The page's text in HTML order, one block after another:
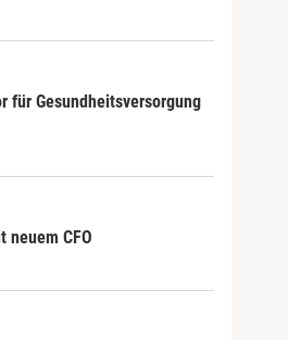
für Gesundheitsversorgung
neuem CFO